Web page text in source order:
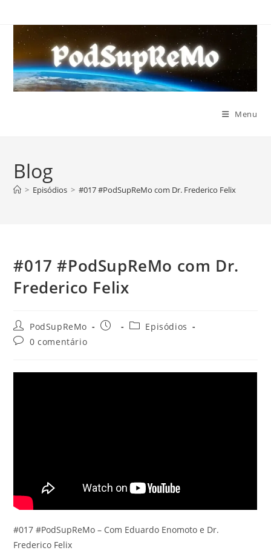
para
conteúdo
Menu
Blog
> Episódios > #017 #PodSupReMo com Dr. Frederico Felix
#017 #PodSupReMo com Dr.
Frederico Felix
Autor
do
post:
PodSupReMo
Post
Categoria
Episódios
Comentários
0 comentário
#017 #PodSupReMo – Com Eduardo Enomoto e Dr.
Frederico Felix